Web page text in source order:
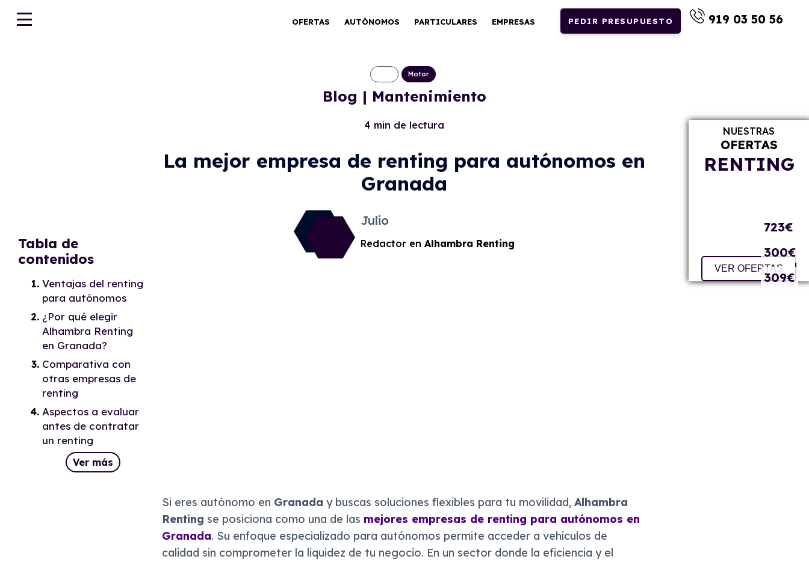
OFERTAS AUTÓNOMOS PARTICULARES EMPRESAS PEDIR PRESUPUESTO 919 03 50 56
Tabla de
contenidos
Ventajas del renting
para autónomos
¿Por qué elegir
Alhambra Renting
en Granada?
Comparativa con
otras empresas de
renting
Aspectos a evaluar
antes de contratar
un renting
Ver más
Motor
Blog | Mantenimiento
4 min de lectura
La mejor empresa de renting para autónomos en
Granada
Julio
Redactor en Alhambra Renting
309€
231€
401€
FURGONETAS
NUESTRAS
OFERTAS
RENTING
723€
300€
309€
VER OFERTAS
Si eres autónomo en Granada y buscas soluciones flexibles para tu movilidad, Alhambra
Renting se posiciona como una de las mejores empresas de renting para autónomos en
Granada. Su enfoque especializado para autónomos permite acceder a vehículos de
calidad sin comprometer la liquidez de tu negocio. En un sector donde la eficiencia y el